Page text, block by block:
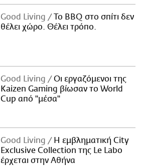
Good Living
Το BBQ στο σπίτι δεν
θέλει χώρο. Θέλει τρόπο.
Good Living
Οι εργαζόμενοι της
Kaizen Gaming βίωσαν το World
Cup από "μέσα"
Good Living
Η εμβληματική City
Exclusive Collection της Le Labo
έρχεται στην Αθήνα